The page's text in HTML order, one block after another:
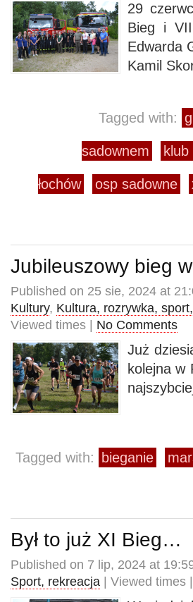
29
Bieg i
Edwarda
Kamil
Tagged with:
sadownem
łochów osp sadowne
Jubileuszowy bieg
Published on 25 sie, 2024 at
Kultury, Kultura, rozrywka,
Viewed times | No Comments
Już
kolejna w
Tagged with: bieganie
Był to już XI Bieg…
Published on 7 lip, 2024 at
Sport, rekreacja | Viewed times |